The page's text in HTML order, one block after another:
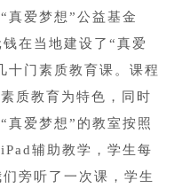
真爱梦想”公益基金
在当地建设了“真爱
十门素质教育课。课程
质教育为特色，同时
真爱梦想”的教室按照
辅助教学，学生每
旁听了一次课，学生